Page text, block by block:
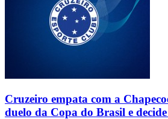
Cruzeiro empata com a
duelo da Copa do Brasil e